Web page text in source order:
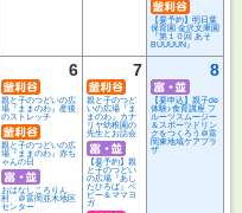
【要予約】明日葉
保育園 金沢文庫園
『第１０回 あそ
BUUUUN』
6
親と子のつどいの広
場『ままのわ』産後
のストレッチ
親と子のつどいの広
場『ままのわ』赤ち
ゃんの日
おはなしころりん
村 ＠富岡並木地区
センター
7
親と子のつど
いの広場『ま
まのわ』カナ
リヤ幼稚園の
先生とお話会
【要予約】親
と子のつどい
の広場『あし
たひろば』ベ
ビー＆ママヨ
ガ
8
【要申込】親子de
体験♪食育講座 フ
ルーツスムージー
＆スポーツドリン
クをつくろう＠富
岡東地域ケアプラ
ザ